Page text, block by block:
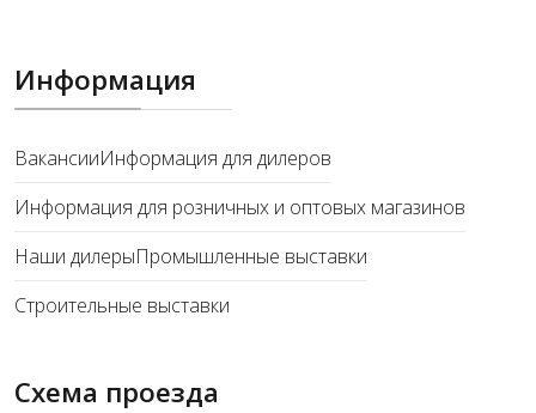
Информация
ВакансииИнформация для дилеров
Информация для розничных и оптовых магазинов
Наши дилерыПромышленные выставки
Строительные выставки
Схема проезда